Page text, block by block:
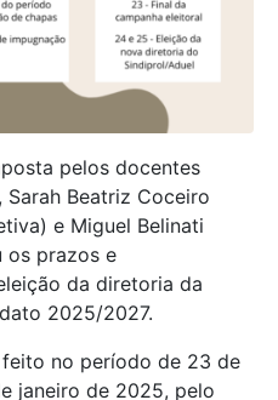
pelos docentes
Sarah Beatriz Coceiro
e Miguel Belinati
os prazos e
da diretoria da
2025/2027.
no período de 23 de
janeiro de 2025, pelo